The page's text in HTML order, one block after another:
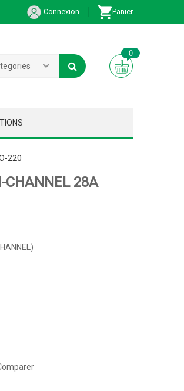
Connexion Panier
0
220
CHANNEL 28A